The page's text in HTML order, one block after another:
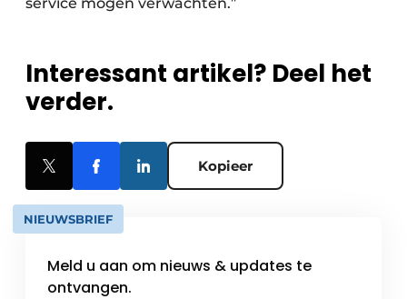
Interessant artikel? Deel het
verder.
Kopieer
NIEUWSBRIEF
Meld u aan om nieuws & updates te
ontvangen.